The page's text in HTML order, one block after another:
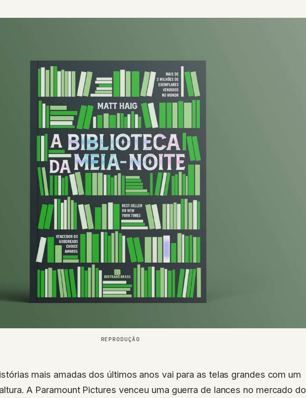
REPRODUÇÃO
mais amadas dos últimos anos vai para as telas grandes com um
A Paramount Pictures venceu uma guerra de lances no mercado do